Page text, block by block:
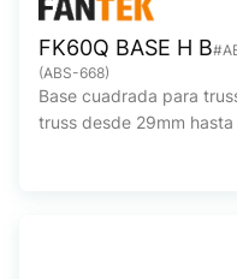
FK60Q BASE H B
(ABS-668)
Base cuadrada para
truss desde 29mm hasta